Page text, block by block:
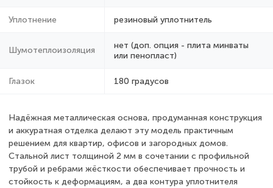
Уплотнение резиновый уплотнитель
Шумотеплоизоляция
нет (доп. опция - плита минваты
или пенопласт)
Глазок 180 градусов
Надёжная металлическая основа, продуманная конструкция
и аккуратная отделка делают эту модель практичным
решением для квартир, офисов и загородных домов.
Стальной лист толщиной 2 мм в сочетании с профильной
трубой и ребрами жёсткости обеспечивает прочность и
стойкость к деформациям, а два контура уплотнителя